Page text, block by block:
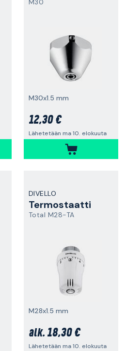
M30
M30x1.5 mm
12,30 €
Lähetetään ma 10. elokuuta
DIVELLO
Termostaatti
Total M28-TA
M28x1.5 mm
alk. 18,30 €
Lähetetään ma 10. elokuuta